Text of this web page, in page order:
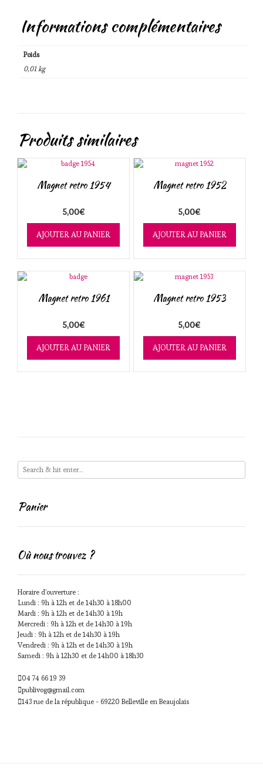
Informations complémentaires
Poids
0,01 kg
Produits similaires
Magnet retro 1954
5,00€
AJOUTER AU PANIER
Magnet retro 1952
5,00€
AJOUTER AU PANIER
Magnet retro 1961
5,00€
AJOUTER AU PANIER
Magnet retro 1953
5,00€
AJOUTER AU PANIER
Panier
Où nous trouvez ?
Horaire d'ouverture :
Lundi : 9h à 12h et de 14h30 à 18h00
Mardi : 9h à 12h et de 14h30 à 19h
Mercredi : 9h à 12h et de 14h30 à 19h
Jeudi : 9h à 12h et de 14h30 à 19h
Vendredi : 9h à 12h et de 14h30 à 19h
Samedi : 9h à 12h30 et de 14h00 à 18h30
04 74 66 19 39
publivog@gmail.com
143 rue de la république - 69220 Belleville en Beaujolais